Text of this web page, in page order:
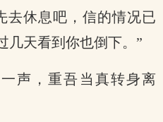
去休息吧，信的情况已
几天看到你也倒下。”
声，重吾当真转身离